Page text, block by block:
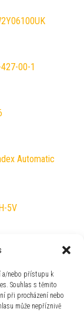
a/nebo přístupu k
Souhlas s těmito
při procházení nebo
může nepříznivě
00-1
Automatic
5V
30 let ČR a SR -